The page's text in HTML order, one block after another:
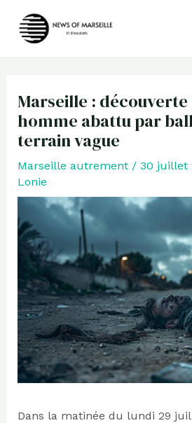
Marseille : découverte
homme abattu par
terrain vague
Marseille autrement/ 30 juillet
Lonie
Dans la matinée du lundi 29